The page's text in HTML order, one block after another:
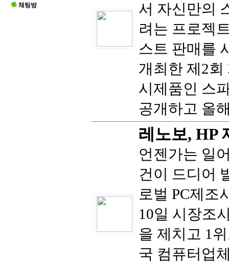
채팅방
서 자신만의
려는 프로젝
스트 판매를
개최한 제2
시제품인 스
공개하고 올
레노보, HP
언젠가는 일
건이 드디어
로벌 PC제조
10일 시장조
을 제치고 1
국 컴퓨터업